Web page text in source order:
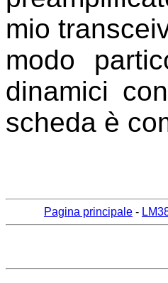
mio
modo
dinamici
scheda è
Pagina principale -